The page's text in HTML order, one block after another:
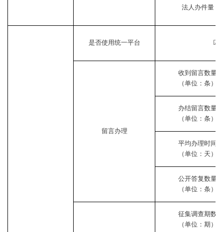
法人办件量
是否使用统一平台 ☑
留言办理
收到留言数量
（单位：条）
办结留言数量
（单位：条）
平均办理时间
（单位：天）
公开答复数量
（单位：条）
征集调查期数
（单位：期）